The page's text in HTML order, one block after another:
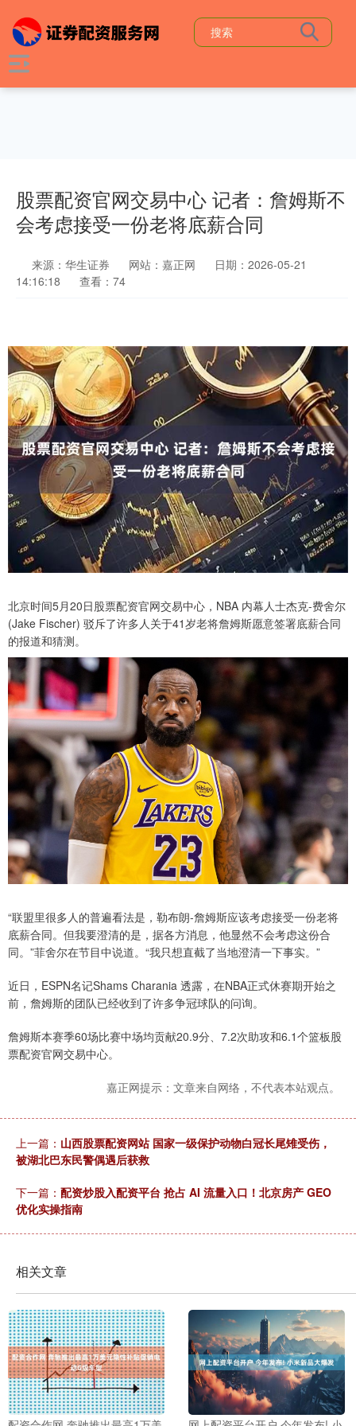
股票配资官网交易中心 记者：詹姆斯不
会考虑接受一份老将底薪合同
来源：华生证券 网站：嘉正网
日期：2026-05-21
14:16:18
查看：74
北京时间5月20日股票配资官网交易中心，NBA 内幕人士杰克-费舍尔
(Jake Fischer) 驳斥了许多人关于41岁老将詹姆斯愿意签署底薪合同
的报道和猜测。
“联盟里很多人的普遍看法是，勒布朗-詹姆斯应该考虑接受一份老将
底薪合同。但我要澄清的是，据各方消息，他显然不会考虑这份合
同。”菲舍尔在节目中说道。“我只想直截了当地澄清一下事实。”
近日，ESPN名记Shams Charania 透露，在NBA正式休赛期开始之
前，詹姆斯的团队已经收到了许多争冠球队的问询。
詹姆斯本赛季60场比赛中场均贡献20.9分、7.2次助攻和6.1个篮板股
票配资官网交易中心。
嘉正网提示：文章来自网络，不代表本站观点。
上一篇： 山西股票配资网站 国家一级保护动物白冠长尾雉受伤，
被湖北巴东民警偶遇后获救
下一篇： 配资炒股入配资平台 抢占 AI 流量入口！北京房产 GEO
优化实操指南
相关文章